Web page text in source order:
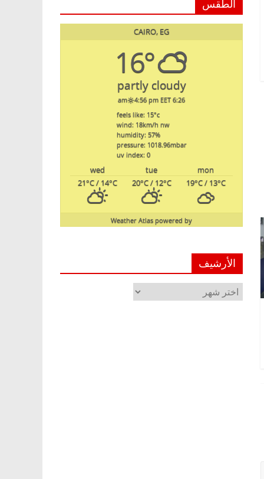
الطقس
CAIRO, EG
16°
partly cloudy
6:26 am
4:56 pm EET
feels like: 15°c
wind: 18km/h nw
humidity: 57%
pressure: 1018.96mbar
uv index: 0
mon
tue
wed
19°C/ 13°C
20°C/ 12°C
21°C/ 14°C
powered by
Weather Atlas
الأرشيف
الأرشيف